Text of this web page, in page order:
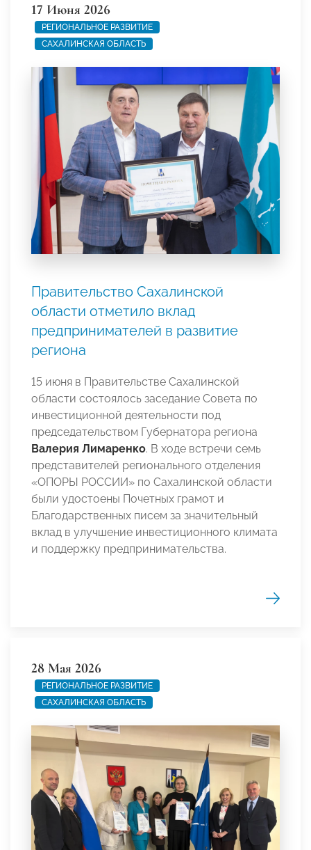
17 Июня 2026
РЕГИОНАЛЬНОЕ РАЗВИТИЕ
САХАЛИНСКАЯ ОБЛАСТЬ
Правительство Сахалинской
области отметило вклад
предпринимателей в развитие
региона
15 июня в Правительстве Сахалинской
области состоялось заседание Совета по
инвестиционной деятельности под
председательством Губернатора региона
Валерия Лимаренко. В ходе встречи семь
представителей регионального отделения
«ОПОРЫ РОССИИ» по Сахалинской области
были удостоены Почетных грамот и
Благодарственных писем за значительный
вклад в улучшение инвестиционного климата
и поддержку предпринимательства.
28 Мая 2026
РЕГИОНАЛЬНОЕ РАЗВИТИЕ
САХАЛИНСКАЯ ОБЛАСТЬ